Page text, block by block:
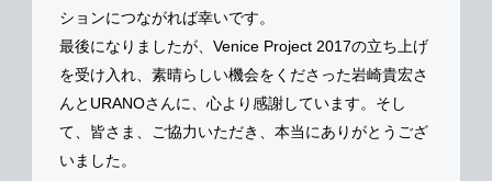
ションにつながれば幸いです。
最後になりましたが、Venice Project 2017の立ち上げ
を受け入れ、素晴らしい機会をくださった岩崎貴宏さ
んとURANOさんに、心より感謝しています。そし
て、皆さま、ご協力いただき、本当にありがとうござ
いました。